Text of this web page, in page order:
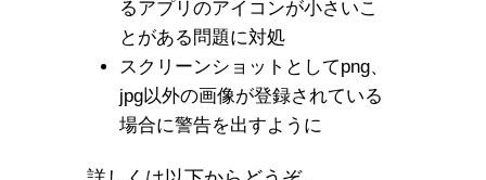
るアプリのアイコンが小さいこ
とがある問題に対処
スクリーンショットとしてpng、
jpg以外の画像が登録されている
場合に警告を出すように